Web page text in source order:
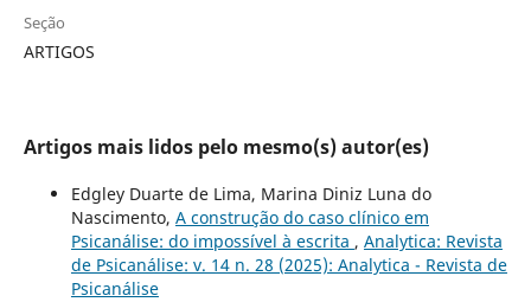
Seção
ARTIGOS
Artigos mais lidos pelo mesmo(s) autor(es)
Edgley Duarte de Lima, Marina Diniz Luna do
Nascimento, A construção do caso clínico em
Psicanálise: do impossível à escrita , Analytica: Revista
de Psicanálise: v. 14 n. 28 (2025): Analytica - Revista de
Psicanálise